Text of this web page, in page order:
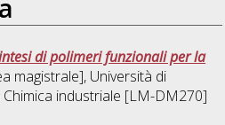
di polimeri funzionali per la
magistrale], Università di
Chimica industriale [LM-DM270]